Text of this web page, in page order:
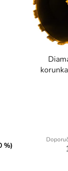
%)